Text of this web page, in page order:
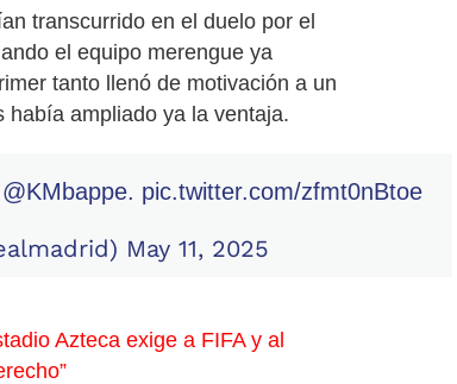
transcurrido en el duelo por el
el equipo merengue ya
tanto llenó de motivación a un
había ampliado ya la ventaja.
@KMbappe. pic.twitter.com/zfmt0nBtoe
May 11, 2025
Azteca exige a FIFA y al